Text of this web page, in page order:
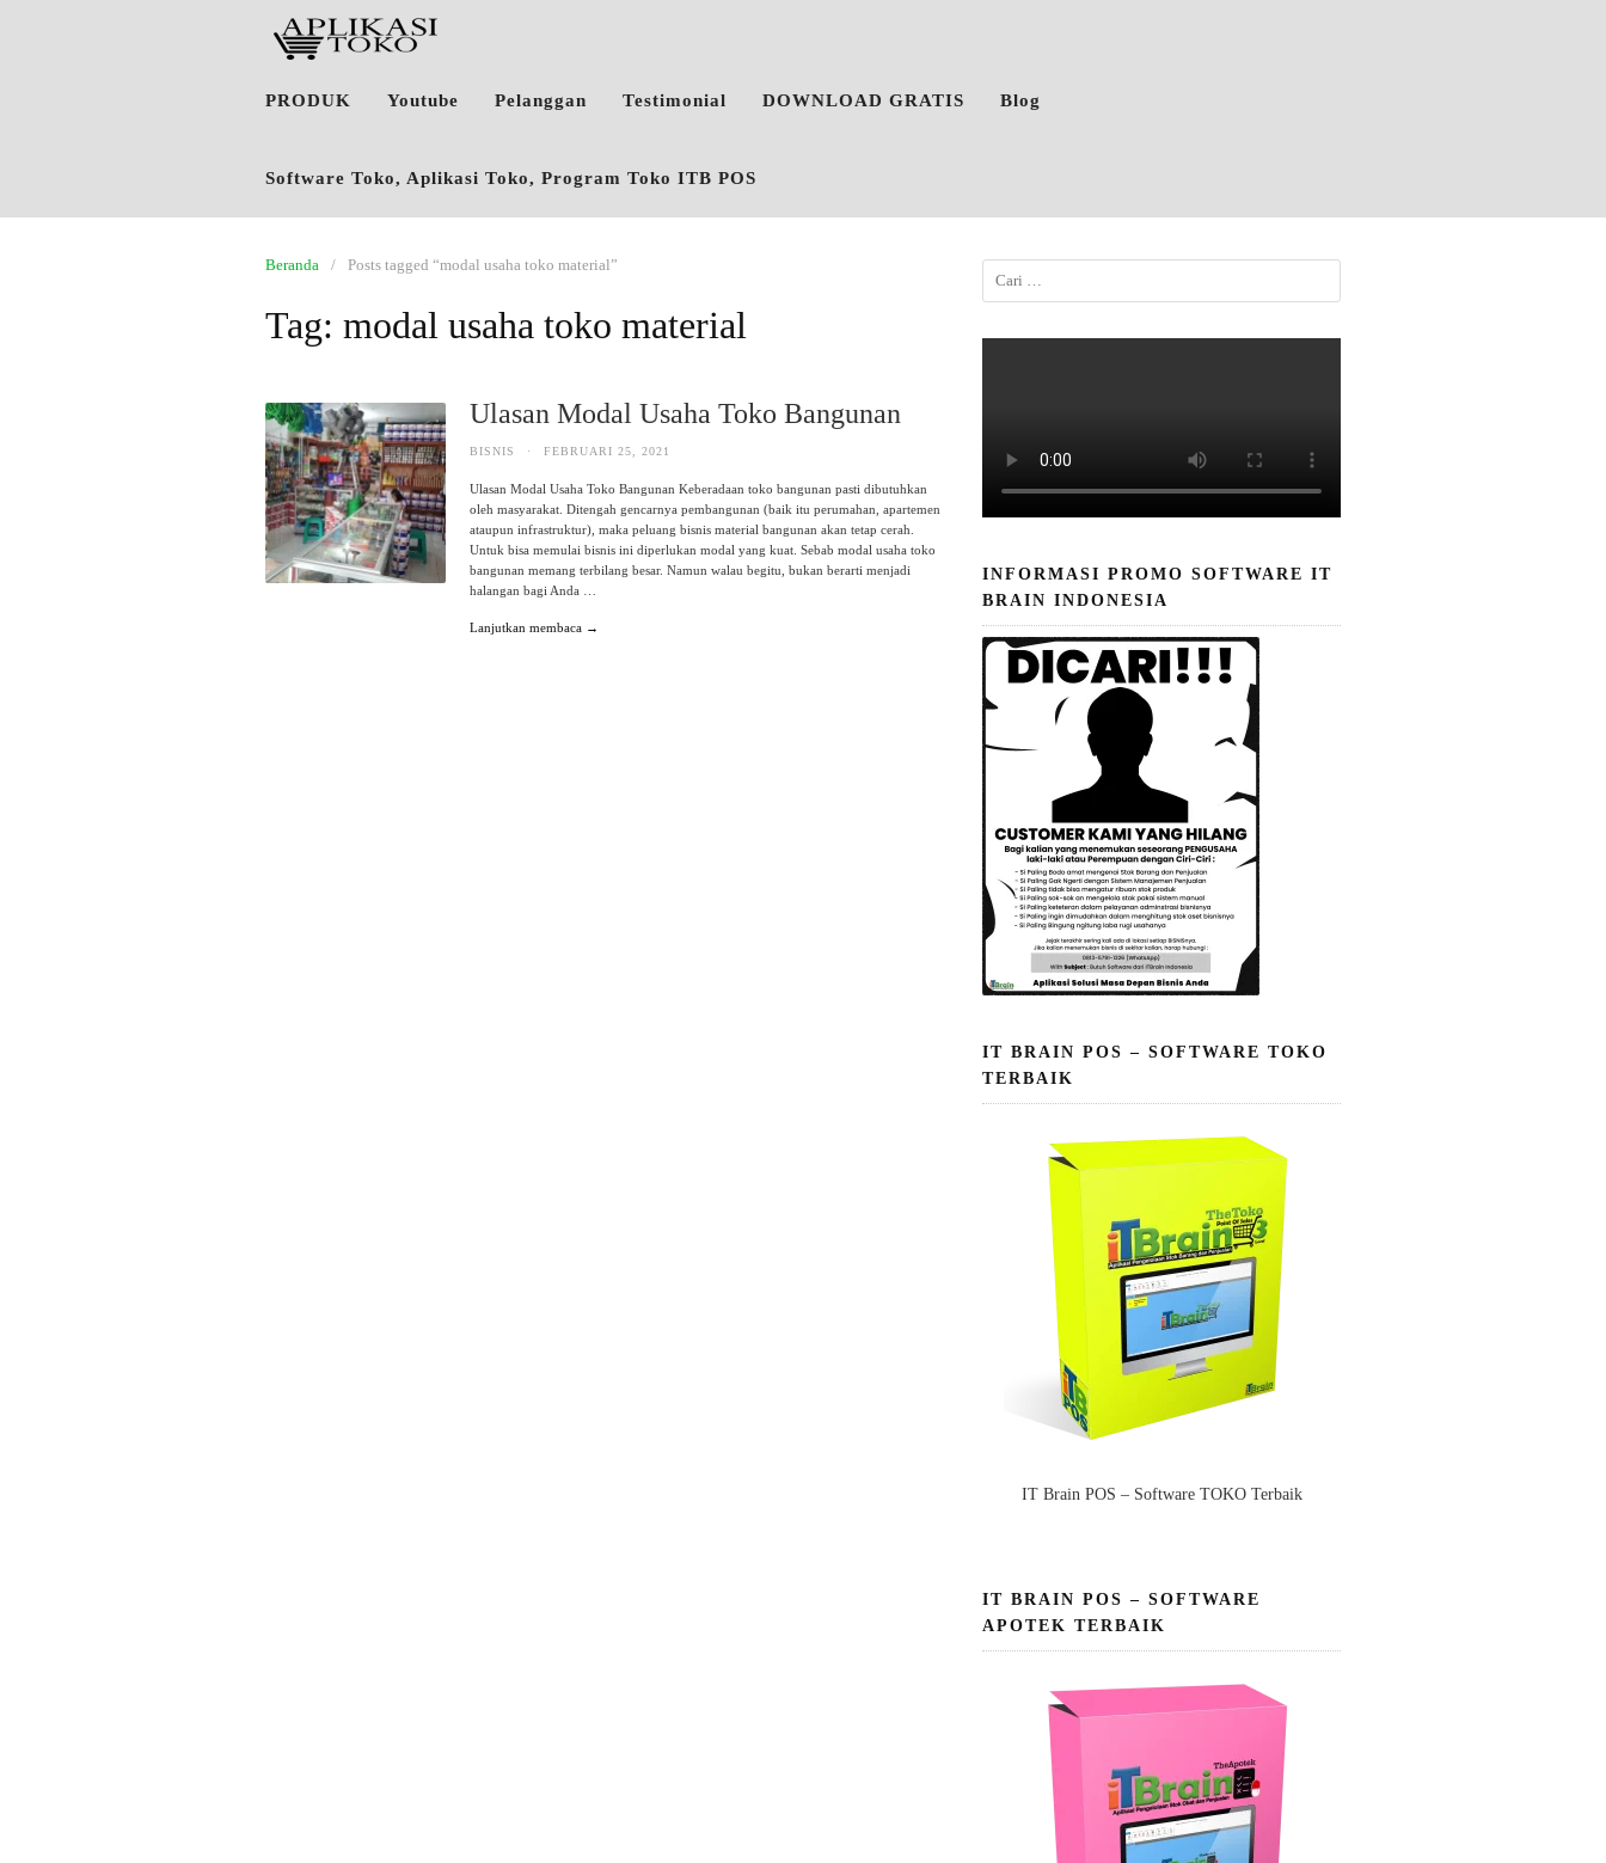
PRODUK Youtube Pelanggan Testimonial DOWNLOAD GRATIS Blog
Software Toko, Aplikasi Toko, Program Toko ITB POS
Beranda Posts tagged “modal usaha toko material”
Tag: modal usaha toko material
Ulasan Modal Usaha Toko Bangunan
BISNIS · FEBRUARI 25, 2021
Ulasan Modal Usaha Toko Bangunan Keberadaan toko bangunan pasti dibutuhkan
oleh masyarakat. Ditengah gencarnya pembangunan (baik itu perumahan, apartemen
ataupun infrastruktur), maka peluang bisnis material bangunan akan tetap cerah.
Untuk bisa memulai bisnis ini diperlukan modal yang kuat. Sebab modal usaha toko
bangunan memang terbilang besar. Namun walau begitu, bukan berarti menjadi
halangan bagi Anda …
Lanjutkan membaca →
INFORMASI PROMO SOFTWARE IT
BRAIN INDONESIA
IT BRAIN POS – SOFTWARE TOKO
TERBAIK
IT Brain POS – Software TOKO Terbaik
IT BRAIN POS – SOFTWARE
APOTEK TERBAIK